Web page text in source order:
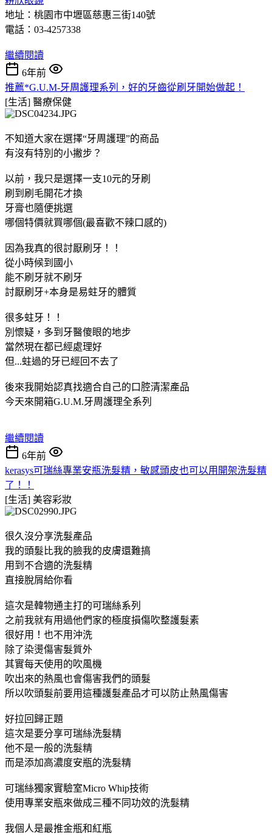
地址：桃園市中壢區慈惠三街140號
電話：03-4257338
繼續閱讀
6年前
推薦*G.U.M-牙周護理系列，好的牙齒從刷牙開始做起！
[生活] 醫療保健
不知道大家在選擇“牙周護理”的商品
有沒有特別的小撇步？
以前，我只是選擇一支10元的牙刷
刷到刷毛開花才換
牙膏也隨便挑選
哪個特價就買哪個(最喜歡不辣口感的)
因為我真的很討厭刷牙！！
從小時候到國小
能不刷牙就不刷牙
討厭刷牙+本身是易蛀牙的體質
很多蛀牙！！
別懷疑，多到牙醫傻眼的地步
當然現在都已經處理好
但...蛀過的牙已經回不去了
後來我開始認真找適合自己的口腔清潔產品
今天來開箱G.U.M.牙周護理全系列
繼續閱讀
6年前
kerasys可瑞絲專業安瓶洗髮精，敏感頭皮也可以用開架洗髮精
了！！
[生活] 美容彩妝
很久沒分享洗髮產品
我的頭髮比我的臉我的皮膚還難搞
用到不合適的洗髮精
直接脫屑給你看
這次是韓物通主打的可瑞絲系列
之前我就有用過他們家的極度損傷吹整護髮素
很好用！也不用沖洗
除了染燙傷害髮質外
其實每天使用的吹風機
吹出來的熱風也會傷害我們的頭髮
所以吹頭髮前要用這種護髮產品才可以防止熱風傷害
好拉回歸正題
這次是要分享可瑞絲洗髮精
他不是一般的洗髮精
而是添加高濃度安瓶的洗髮精
可瑞絲獨家實驗室Micro Whip技術
使用專業安瓶來做成三種不同功效的洗髮精
我個人是最推金瓶和紅瓶